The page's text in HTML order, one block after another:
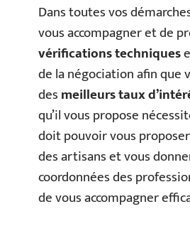
Dans toutes vos
vous accompagner et de
vérifications techniques
de la négociation afin que
desmeilleurs taux
qu’il vous propose
doit pouvoir vous
des artisans et vous
coordonnées des
de vous accompagner